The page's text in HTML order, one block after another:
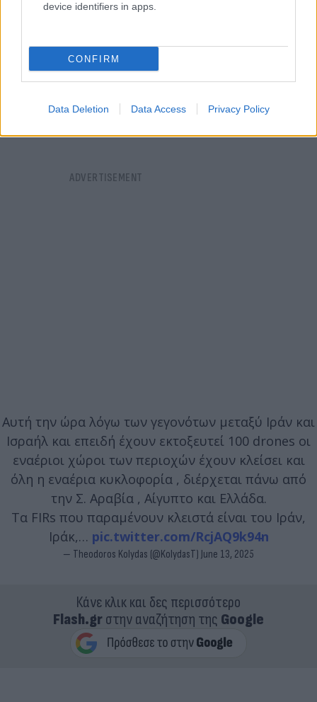
device identifiers in apps.
CONFIRM
Data Deletion Data Access Privacy Policy
Αυτή την ώρα λόγω των γεγονότων μεταξύ Ιράν και
Ισραήλ και επειδή έχουν εκτοξευτεί 100 drones οι
εναέριοι χώροι των περιοχών έχουν κλείσει και
όλη η εναέρια κυκλοφορία , διέρχεται πάνω από
την Σ. Αραβία , Αίγυπτο και Ελλάδα.
Τα FIRs που παραμένουν κλειστά είναι του Ιράν,
Ιράκ,… pic.twitter.com/RcjAQ9k94n
— Theodoros Kolydas (@KolydasT) June 13, 2025
Κάνε κλικ και δες περισσότερο
Flash.grστην αναζήτηση της Google